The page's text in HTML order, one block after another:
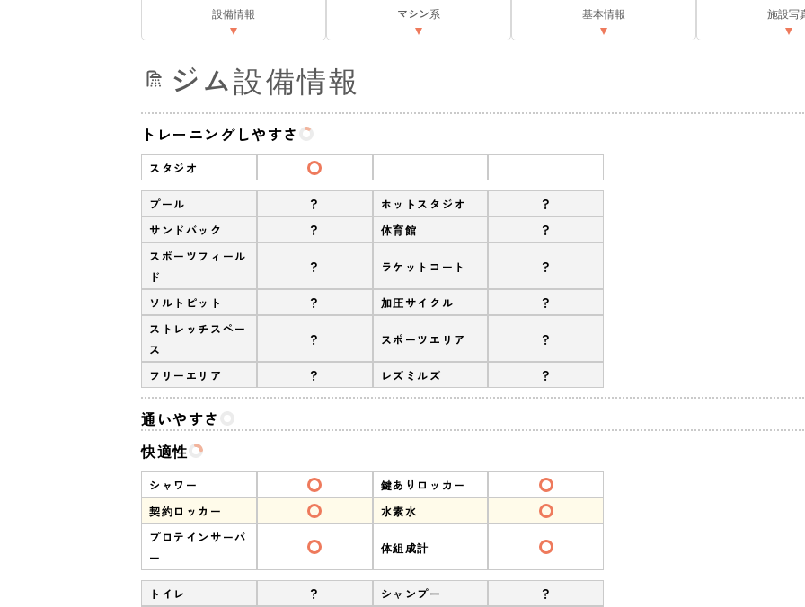
設備情報 マシン系 基本情報 施設写
ジム設備情報
トレーニングしやすさ
スタジオ
プール ? ホットスタジオ ?
サンドバック ? 体育館 ?
スポーツフィール
ド
? ラケットコート ?
ソルトピット ? 加圧サイクル ?
ストレッチスペー
ス
? スポーツエリア ?
フリーエリア ? レズミルズ ?
通いやすさ
快適性
シャワー
鍵ありロッカー
契約ロッカー
水素水
プロテインサーバ
ー
体組成計
トイレ ? シャンプー ?